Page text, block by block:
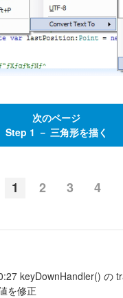
次のページ
Step 1 － 三角形を描く
1 2 3 4
keyDownHandler() の
を修正